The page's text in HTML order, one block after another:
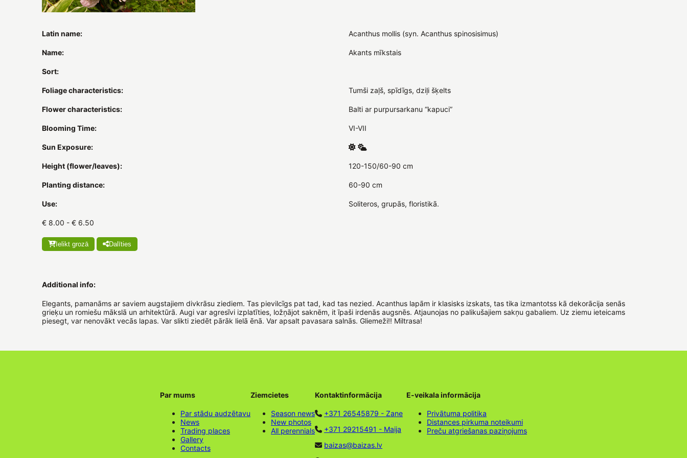
Latin name: Acanthus mollis (syn. Acanthus spinosisimus)
Name: Akants mīkstais
Sort:
Foliage characteristics: Tumši zaļš, spīdīgs, dziļi šķelts
Flower characteristics: Balti ar purpursarkanu “kapuci”
Blooming Time: VI-VII
Sun Exposure:
Height (flower/leaves): 120-150/60-90 cm
Planting distance: 60-90 cm
Use: Soliteros, grupās, floristikā.
€ 8.00 - € 6.50
Ielikt grozā Dalīties
Additional info:
Elegants, pamanāms ar saviem augstajiem divkrāsu ziediem. Tas pievilcīgs pat tad, kad tas nezied. Acanthus lapām ir klasisks izskats, tas tika izmantotss kā dekorācija senās
grieķu un romiešu mākslā un arhitektūrā. Augi var agresīvi izplatīties, ložņājot saknēm, it īpaši irdenās augsnēs. Atjaunojas no palikušajiem sakņu gabaliem. Uz ziemu ieteicams
piesegt, var nenovākt vecās lapas. Var slikti ziedēt pārāk lielā ēnā. Var apsalt pavasara salnās. Gliemeži!! Miltrasa!
Par mums
Par stādu audzētavu
News
Trading places
Gallery
Contacts
Ziemcietes
Season news
New photos
All perennials
Kontaktinformācija
+371 26545879 - Zane
+371 29215491 - Maija
baizas@baizas.lv
E-veikala informācija
Privātuma politika
Distances pirkuma noteikumi
Preču atgriešanas paziņojums